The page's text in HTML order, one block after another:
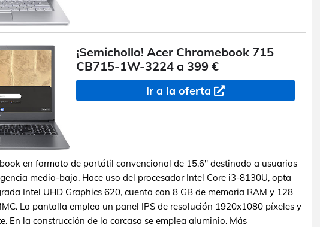
¡Semichollo! Acer Chromebook 715
CB715-1W-3224 a 399 €
Ir a la oferta
en formato de portátil convencional de 15,6" destinado a usuarios
medio-bajo. Hace uso del procesador Intel Core i3-8130U, opta
Intel UHD Graphics 620, cuenta con 8 GB de memoria RAM y 128
La pantalla emplea un panel IPS de resolución 1920x1080 píxeles y
En la construcción de la carcasa se emplea aluminio. Más